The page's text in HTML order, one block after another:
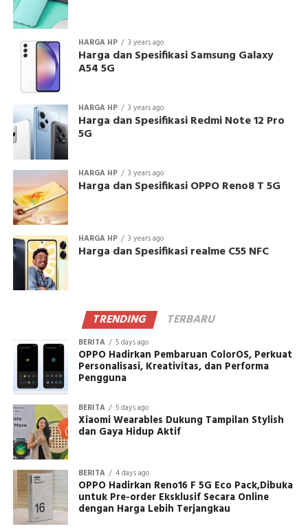
HARGA HP 3 years ago
Harga dan Spesifikasi Samsung Galaxy
A54 5G
HARGA HP 3 years ago
Harga dan Spesifikasi Redmi Note 12 Pro
5G
HARGA HP 3 years ago
Harga dan Spesifikasi OPPO Reno8 T 5G
HARGA HP 3 years ago
Harga dan Spesifikasi realme C55 NFC
TRENDING TERBARU
BERITA 5 days ago
OPPO Hadirkan Pembaruan ColorOS, Perkuat
Personalisasi, Kreativitas, dan Performa
Pengguna
BERITA 5 days ago
Xiaomi Wearables Dukung Tampilan Stylish
dan Gaya Hidup Aktif
BERITA 4 days ago
OPPO Hadirkan Reno16 F 5G Eco Pack,Dibuka
untuk Pre-order Eksklusif Secara Online
dengan Harga Lebih Terjangkau